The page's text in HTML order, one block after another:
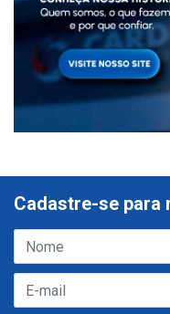
Cadastre-se para